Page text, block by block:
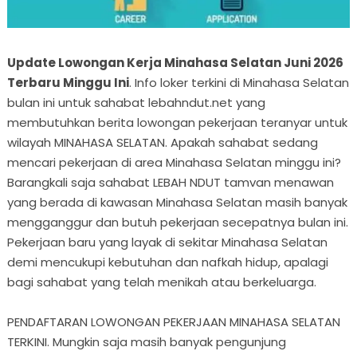
Update Lowongan Kerja Minahasa Selatan Juni 2026
Terbaru Minggu Ini. Info loker terkini di Minahasa Selatan
bulan ini untuk sahabat lebahndut.net yang
membutuhkan berita lowongan pekerjaan teranyar untuk
wilayah MINAHASA SELATAN. Apakah sahabat sedang
mencari pekerjaan di area Minahasa Selatan minggu ini?
Barangkali saja sahabat LEBAH NDUT tamvan menawan
yang berada di kawasan Minahasa Selatan masih banyak
mengganggur dan butuh pekerjaan secepatnya bulan ini.
Pekerjaan baru yang layak di sekitar Minahasa Selatan
demi mencukupi kebutuhan dan nafkah hidup, apalagi
bagi sahabat yang telah menikah atau berkeluarga.
PENDAFTARAN LOWONGAN PEKERJAAN MINAHASA SELATAN
TERKINI. Mungkin saja masih banyak pengunjung